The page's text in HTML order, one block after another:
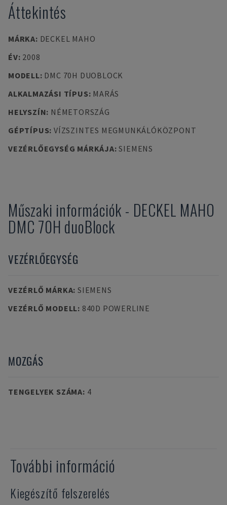
Áttekintés
MÁRKA: DECKEL MAHO
ÉV: 2008
MODELL: DMC 70H DUOBLOCK
ALKALMAZÁSI TÍPUS: MARÁS
HELYSZÍN: NÉMETORSZÁG
GÉPTÍPUS: VÍZSZINTES MEGMUNKÁLÓKÖZPONT
VEZÉRLŐEGYSÉG MÁRKÁJA:SIEMENS
Műszaki információk - DECKEL MAHO
DMC 70H duoBlock
VEZÉRLŐEGYSÉG
VEZÉRLŐ MÁRKA: SIEMENS
VEZÉRLŐ MODELL: 840D POWERLINE
MOZGÁS
TENGELYEK SZÁMA: 4
További információ
Kiegészítő felszerelés